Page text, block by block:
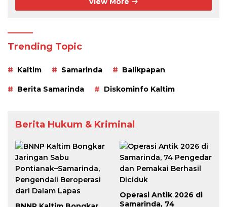
Trending Topic
Kaltim Samarinda Balikpapan
Berita Samarinda Diskominfo Kaltim
Berita Hukum & Kriminal
Operasi Antik 2026 di
Samarinda, 74